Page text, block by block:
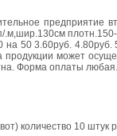
50 3.60руб.
может
Форма оплаты любая.
количество 10 штук